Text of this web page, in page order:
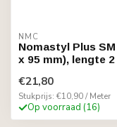
NMC
Nomastyl Plus SM
x 95 mm), lengte 2
€21,80
Stukprijs: €10,90 / Meter
Op voorraad (16)